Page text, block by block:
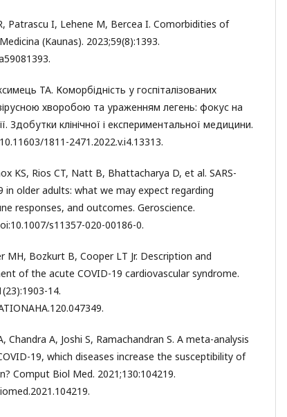
Patrascu I, Lehene M, Bercea I. Comorbidities of
(Kaunas). 2023;59(8):1393.
ТА. Коморбідність у госпіталізованих
хворобою та ураженням легень: фокус на
Здобутки клінічної і експериментальної медицини.
1811-2471.2022.v.i4.13313.
KS, Rios CT, Natt B, Bhattacharya D, et al. SARS-
in older adults: what we may expect regarding
responses, and outcomes. Geroscience.
s11357-020-00186-0.
MH, Bozkurt B, Cooper LT Jr. Description and
of the acute COVID-19 cardiovascular syndrome.
14.
Chandra A, Joshi S, Ramachandran S. A meta-analysis
19, which diseases increase the susceptibility of
Comput Biol Med. 2021;130:104219.